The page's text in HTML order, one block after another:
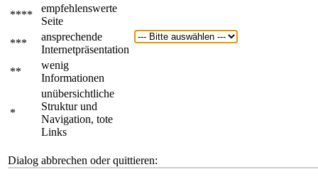
****
empfehlenswerte
Seite
***
ansprechende
Internetpräsentation
**
wenig
Informationen
*
unübersichtliche
Struktur und
Navigation, tote
Links
Dialog abbrechen oder quittieren: